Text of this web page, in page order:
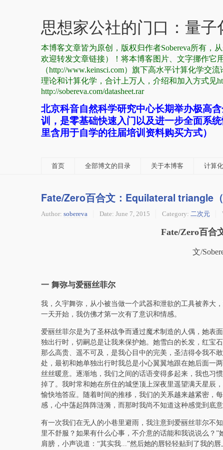
思想家公社的门口：量子
本博客文章皆为原创，版权归作者Sobereva所有，
欢迎转发文章链接）！将本博客图片、文字挪作它
（http://www.keinsci.com）旗下高水平计算化学交
理论和计算化学，合计上万人，介绍和加入方式见
http://sobereva.com/datasheet.rar
北京科音自然科学研究中心长期举办极高
训，是零基础快速入门以及进一步全面系
里含用于自学的往届培训资料购买方式）
首页 全部博文的目录 关于本博客 计算
Fate/Zero百合文：Equilateral triangle
Author: sobereva Date: June 7, 2015 Category: 二次元
Fate/Zero百合
文/
一 舞弥与爱丽丝菲尔
我，久宇舞弥，从小被当做一个武器和泄欲的工具被养大
一天开始，我仿佛才第一次有了意识和情感。
爱丽丝菲尔是为了圣杯战争而通过魔术制造的人偶，她表
独出行时，切嗣总是让我来保护她。她雪白的长发，红宝
那么高贵、遥不可及，是我心目中的完美，圣洁得令我不
处，最初和她单独出行时我总是小心翼翼地跟在她后面一
丝丝暖意。逐渐地，我们之间的话语变得多起来，我也习
掉了。我时常和她在所住的城堡顶上深夜里遥望满天星辰
愉快地答应。随着时间的推移，我们的关系越来越紧密，
感，心中荡起阵阵涟漪，而那时我尚不知道这种感觉到底意
有一次我们在无人的小巷里避雨，我注意到爱丽丝菲尔不
里不舒服？如果有什么心事，不介意的话能和我说说么？
肩膀，小声说道：“其实我...”然后她的唇轻轻贴到了我的